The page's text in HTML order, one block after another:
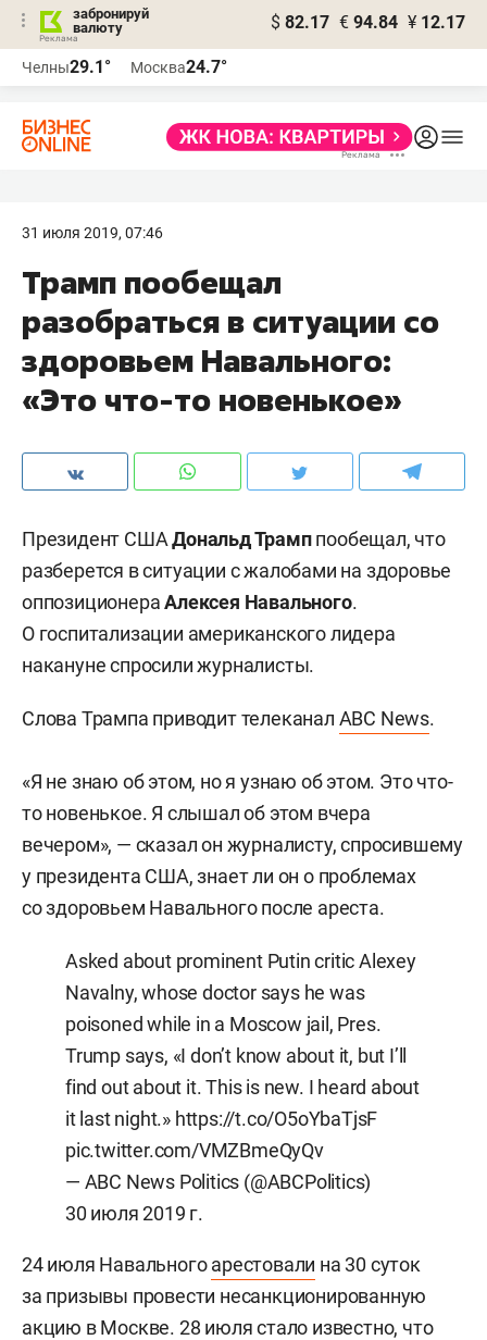
забронируй
валюту
$ 82.17 € 94.84 ¥ 12.17
Челны29.1° Москва24.7°
31 июля 2019, 07:46
Трамп пообещал
разобраться в ситуации со
здоровьем Навального:
«Это что-то новенькое»
Президент СШАДональд Трамппообещал, что
разберется в ситуации с жалобами на здоровье
оппозиционераАлексея Навального.
О госпитализации американского лидера
накануне спросили журналисты.
Слова Трампа приводит телеканал ABC News.
«Я не знаю об этом, но я узнаю об этом. Это что-
то новенькое. Я слышал об этом вчера
вечером», — сказал он журналисту, спросившему
у президента США, знает ли он о проблемах
со здоровьем Навального после ареста.
Asked about prominent Putin critic Alexey
Navalny, whose doctor says he was
poisoned while in a Moscow jail, Pres.
Trump says, «I don’t know about it, but I’ll
find out about it. This is new. I heard about
it last night.» https://t.co/O5oYbaTjsF
pic.twitter.com/VMZBmeQyQv
— ABC News Politics (@ABCPolitics)
30 июля 2019 г.
24 июля Навальногоарестовали на 30 суток
за призывы провести несанкционированную
акцию в Москве. 28 июлястало известно, что